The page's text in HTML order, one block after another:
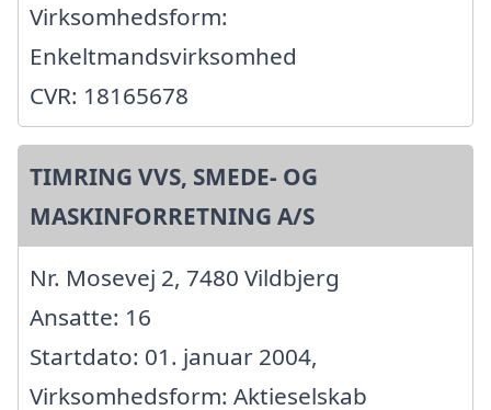
Virksomhedsform:
Enkeltmandsvirksomhed
CVR: 18165678
TIMRING VVS, SMEDE- OG
MASKINFORRETNING A/S
Nr. Mosevej 2, 7480 Vildbjerg
Ansatte: 16
Startdato: 01. januar 2004,
Virksomhedsform: Aktieselskab